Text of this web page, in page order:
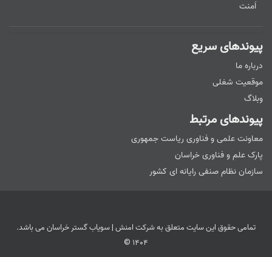
اَمنت
پیوندهای سریع
درباره ما
موقعیت شغلی
وبلاگ
پیوندهای مرتبط
معاونت علمی و فناوری ریاست جمهوری
پارک علم و فناوری خراسان
سازمان نظام صنفی رایانه ای کشور
تمامی حقوق این سایت متعلق به شرکت امنش | سویاب گستر خراسان می باشد.
۱۴۰۴ ©